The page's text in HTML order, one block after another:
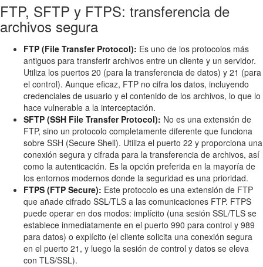
FTP, SFTP y FTPS: transferencia de
archivos segura
FTP (File Transfer Protocol): Es uno de los protocolos más
antiguos para transferir archivos entre un cliente y un servidor.
Utiliza los puertos 20 (para la transferencia de datos) y 21 (para
el control). Aunque eficaz, FTP no cifra los datos, incluyendo
credenciales de usuario y el contenido de los archivos, lo que lo
hace vulnerable a la interceptación.
SFTP (SSH File Transfer Protocol): No es una extensión de
FTP, sino un protocolo completamente diferente que funciona
sobre SSH (Secure Shell). Utiliza el puerto 22 y proporciona una
conexión segura y cifrada para la transferencia de archivos, así
como la autenticación. Es la opción preferida en la mayoría de
los entornos modernos donde la seguridad es una prioridad.
FTPS (FTP Secure): Este protocolo es una extensión de FTP
que añade cifrado SSL/TLS a las comunicaciones FTP. FTPS
puede operar en dos modos: implícito (una sesión SSL/TLS se
establece inmediatamente en el puerto 990 para control y 989
para datos) o explícito (el cliente solicita una conexión segura
en el puerto 21, y luego la sesión de control y datos se eleva
con TLS/SSL).